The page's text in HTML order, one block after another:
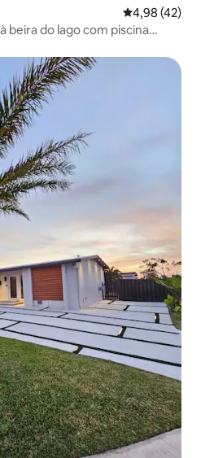
4,98 de uma
4,98 (42)
beira do lago com piscina